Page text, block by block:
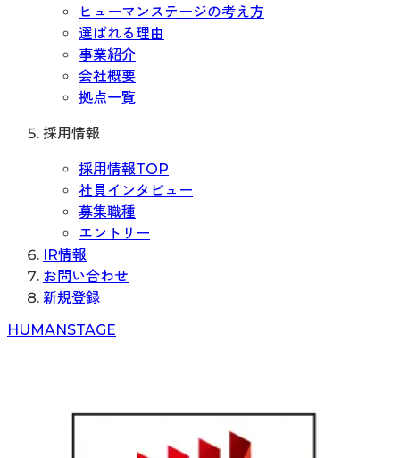
ヒューマンステージの考え方
選ばれる理由
事業紹介
会社概要
拠点一覧
採用情報
採用情報TOP
社員インタビュー
募集職種
エントリー
IR情報
お問い合わせ
新規登録
HUMANSTAGE